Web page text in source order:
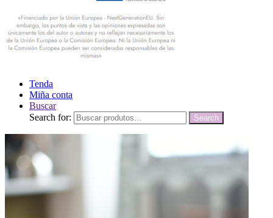
Tenda
Miña conta
Buscar
Search for:
Search